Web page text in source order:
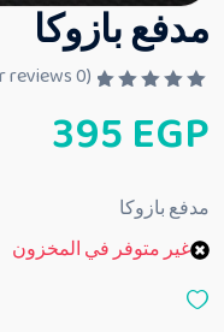
مدفع بازوكا
م
ا
ي
م
ن
(
0
395EGP
مدفع بازوكا
غير متوفر في المخزون